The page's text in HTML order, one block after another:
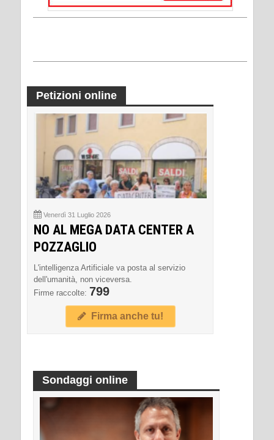
Petizioni online
Venerdì 31 Luglio 2026
NO AL MEGA DATA CENTER A
POZZAGLIO
L'intelligenza Artificiale va posta al servizio
dell'umanità, non viceversa.
Firme raccolte: 799
Firma anche tu!
Sondaggi online